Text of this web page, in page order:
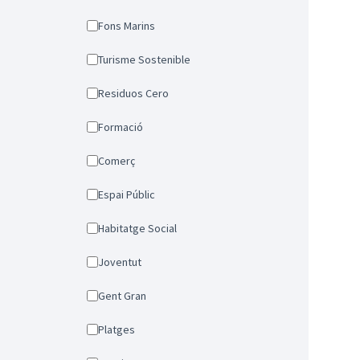
Fons Marins
Turisme Sostenible
Residuos Cero
Formació
Comerç
Espai Públic
Habitatge Social
Joventut
Gent Gran
Platges